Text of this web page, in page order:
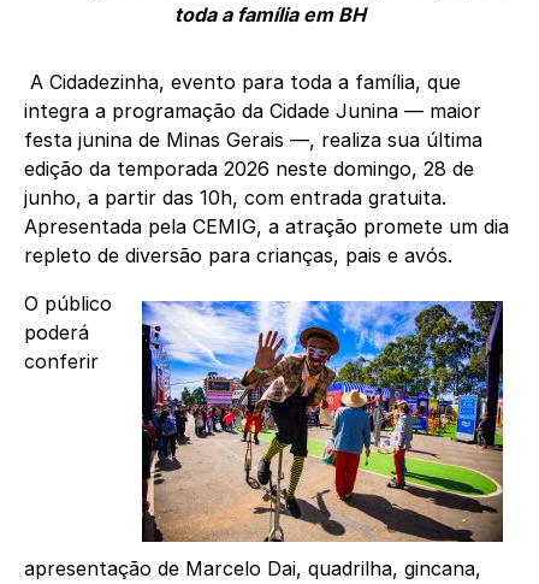
toda a família em BH
A Cidadezinha, evento para toda a família, que
integra a programação da Cidade Junina — maior
festa junina de Minas Gerais —, realiza sua última
edição da temporada 2026 neste domingo, 28 de
junho, a partir das 10h, com entrada gratuita.
Apresentada pela CEMIG, a atração promete um dia
repleto de diversão para crianças, pais e avós.
O público
poderá
conferir
apresentação de Marcelo Dai, quadrilha, gincana,